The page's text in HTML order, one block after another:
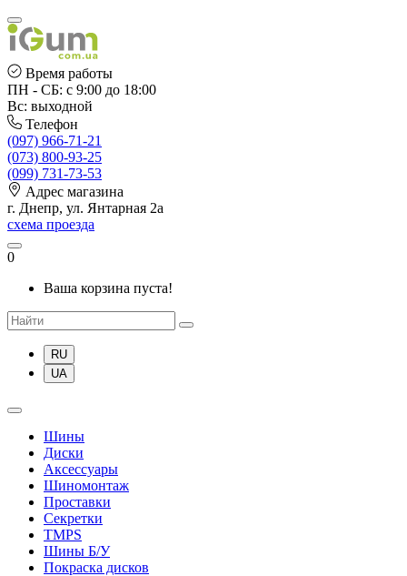
Время работы
ПН - СБ: с 9:00 до 18:00
Вс: выходной
Телефон
(097) 966-71-21
(073) 800-93-25
(099) 731-73-53
Адрес магазина
г. Днепр, ул. Янтарная 2а
схема проезда
0
Ваша корзина пуста!
RU
UA
Шины
Диски
Аксессуары
Шиномонтаж
Проставки
Секретки
TMPS
Шины Б/У
Покраска дисков